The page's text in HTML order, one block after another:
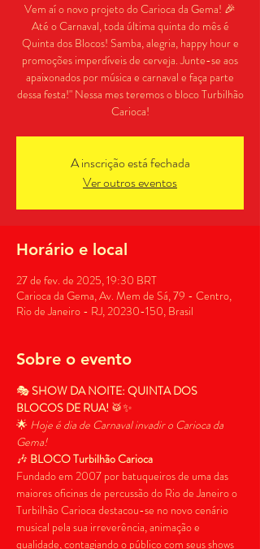
Vem aí o novo projeto do Carioca da Gema! 🎉
Até o Carnaval, toda última quinta do mês é
Quinta dos Blocos! Samba, alegria, happy hour e
promoções imperdíveis de cerveja. Junte-se aos
apaixonados por música e carnaval e faça parte
dessa festa!" Nessa mes teremos o bloco Turbilhão
Carioca!
A inscrição está fechada
Ver outros eventos
Horário e local
27 de fev. de 2025, 19:30 BRT
Carioca da Gema, Av. Mem de Sá, 79 - Centro,
Rio de Janeiro - RJ, 20230-150, Brasil
Sobre o evento
🎭 SHOW DA NOITE: QUINTA DOS
BLOCOS DE RUA! 🥁✨
🌟 Hoje é dia de Carnaval invadir o Carioca da
Gema!
🎶 BLOCO Turbilhão Carioca
Fundado em 2007 por batuqueiros de uma das
maiores oficinas de percussão do Rio de Janeiro o
Turbilhão Carioca destacou-se no novo cenário
musical pela sua irreverência, animação e
qualidade, contagiando o público com seus shows